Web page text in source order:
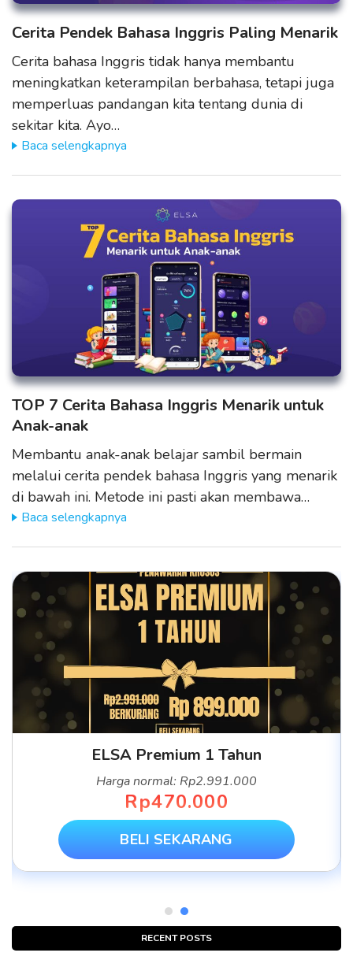
Cerita Pendek Bahasa Inggris Paling Menarik
Cerita bahasa Inggris tidak hanya membantu
meningkatkan keterampilan berbahasa, tetapi juga
memperluas pandangan kita tentang dunia di
sekitar kita. Ayo…
Baca selengkapnya
TOP 7 Cerita Bahasa Inggris Menarik untuk
Anak-anak
Membantu anak-anak belajar sambil bermain
melalui cerita pendek bahasa Inggris yang menarik
di bawah ini. Metode ini pasti akan membawa…
Baca selengkapnya
RECENT POSTS
ELSA Premium 1 Tahun
Harga normal: Rp2.991.000
Rp470.000
BELI SEKARANG